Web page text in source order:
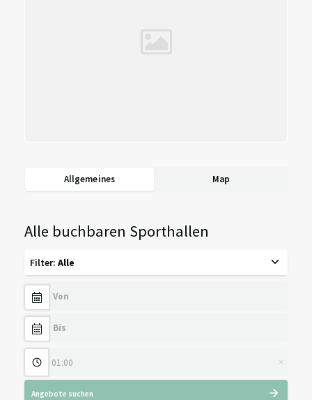
Allgemeines Map
Alle buchbaren Sporthallen
Filter: Alle
×
Angebote suchen